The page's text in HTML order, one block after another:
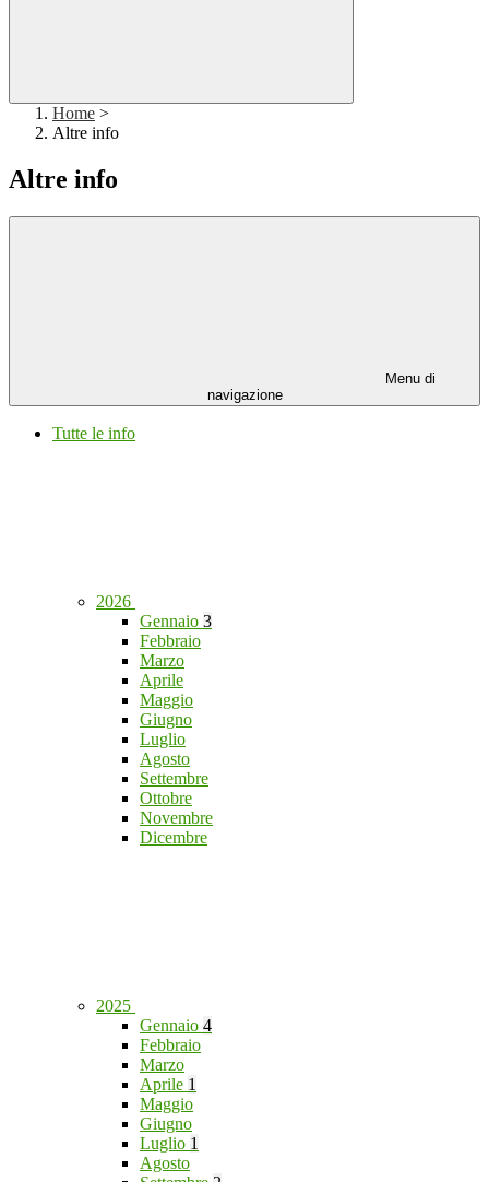
Home >
Altre info
Altre info
Menu di
navigazione
Tutte le info
2026
Gennaio 3
Febbraio
Marzo
Aprile
Maggio
Giugno
Luglio
Agosto
Settembre
Ottobre
Novembre
Dicembre
2025
Gennaio 4
Febbraio
Marzo
Aprile 1
Maggio
Giugno
Luglio 1
Agosto